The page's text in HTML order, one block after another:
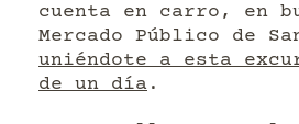
cuenta en carro, en
Mercado Público de
uniéndote a esta
de un día .